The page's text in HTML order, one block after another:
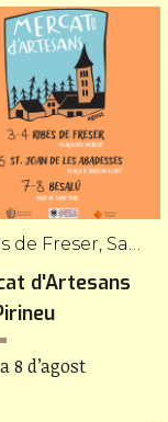
d'Artesans
8 d’agost